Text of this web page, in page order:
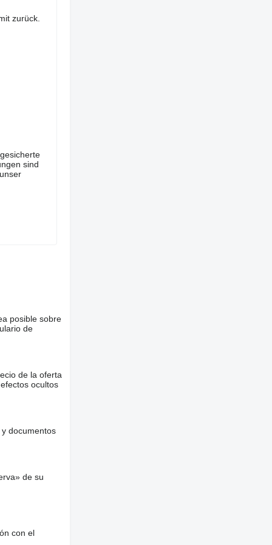
zurück.
sind
posible sobre
de
de la oferta
ocultos
documentos
de su
con el